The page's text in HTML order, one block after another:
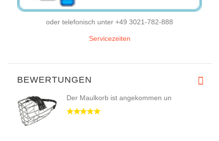
oder telefonisch unter +49 3021-782-888
Servicezeiten
BEWERTUNGEN
Der Maulkorb ist angekommen un